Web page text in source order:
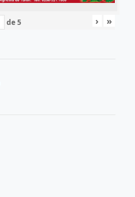
de5 › »